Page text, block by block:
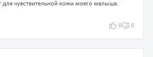
для чувствительной кожи моего малыша.
0 0